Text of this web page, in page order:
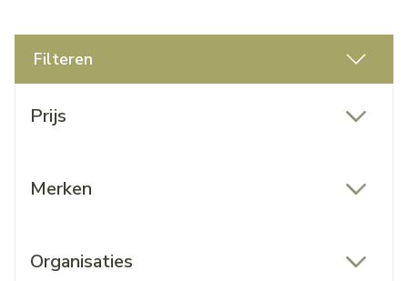
Filteren
Prijs
Merken
Organisaties